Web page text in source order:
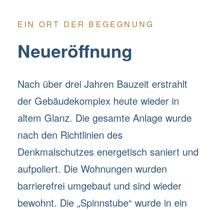
EIN ORT DER BEGEGNUNG
Neueröffnung
Nach über drei Jahren Bauzeit erstrahlt
der Gebäudekomplex heute wieder in
altem Glanz. Die gesamte Anlage wurde
nach den Richtlinien des
Denkmalschutzes energetisch saniert und
aufpoliert. Die Wohnungen wurden
barrierefrei umgebaut und sind wieder
bewohnt. Die „Spinnstube“ wurde in ein